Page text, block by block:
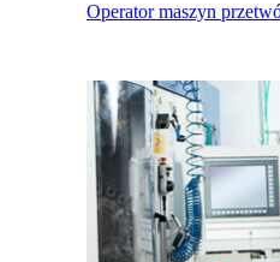
Operator maszyn